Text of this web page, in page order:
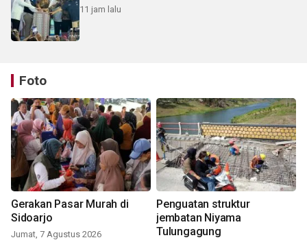
11 jam lalu
Foto
Gerakan Pasar Murah di
Sidoarjo
Jumat, 7 Agustus 2026
Penguatan struktur
jembatan Niyama
Tulungagung